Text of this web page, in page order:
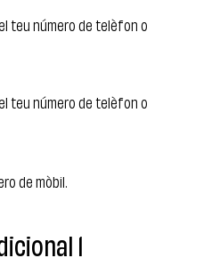
teu número de telèfon o
teu número de telèfon o
de mòbil.
1